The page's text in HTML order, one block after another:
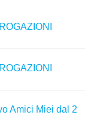
Amici Miei dal 2